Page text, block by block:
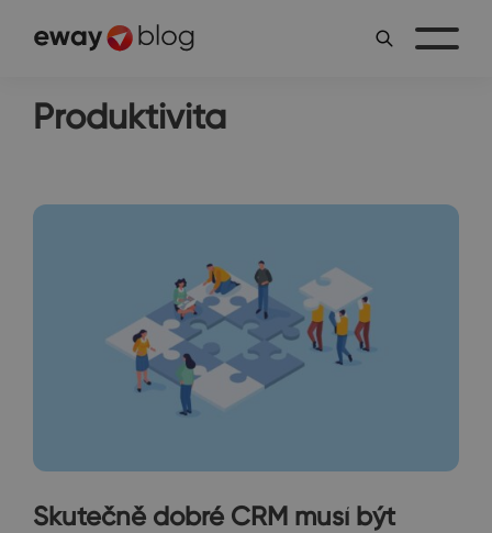
Produktivita
Skutečně dobré CRM musí být